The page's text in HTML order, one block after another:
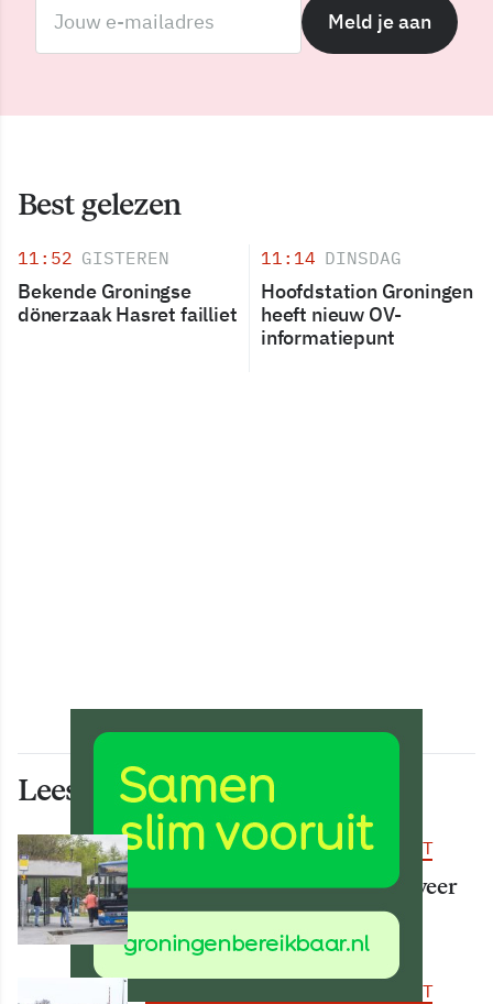
Meld je aan
Best gelezen
11:52 GISTEREN
Bekende Groningse
dönerzaak Hasret failliet
11:14 DINSDAG
Hoofdstation Groningen
heeft nieuw OV-
informatiepunt
Lees ook deze artikelen
BEREIKBAARHEID & MOBILITEIT
Vanaf 15 augustus rijden er weer
meer bussen
BEREIKBAARHEID & MOBILITEIT